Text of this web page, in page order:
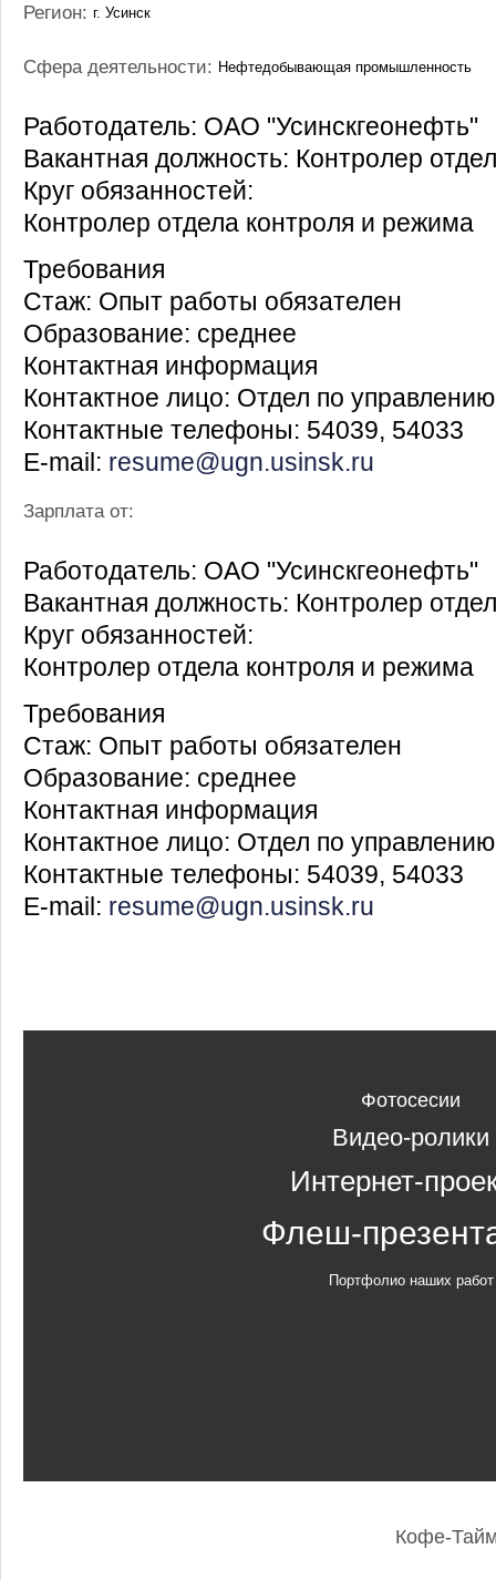
Регион: г. Усинск
Сфера деятельности: Нефтедобывающая промышленность
Работодатель: ОАО "Усинскгеонефть"
Вакантная должность: Контролер
Круг обязанностей:
Контролер отдела контроля и режима
Требования
Стаж: Опыт работы обязателен
Образование: среднее
Контактная информация
Контактное лицо: Отдел по
Контактные телефоны: 54039, 54033
E-mail: resume@ugn.usinsk.ru
Зарплата от:
Работодатель: ОАО "Усинскгеонефть"
Вакантная должность: Контролер
Круг обязанностей:
Контролер отдела контроля и режима
Требования
Стаж: Опыт работы обязателен
Образование: среднее
Контактная информация
Контактное лицо: Отдел по
Контактные телефоны: 54039, 54033
E-mail: resume@ugn.usinsk.ru
Фотосесии
Видео-ролики
Интернет-
Флеш-
Портфолио наших работ
Кофе-